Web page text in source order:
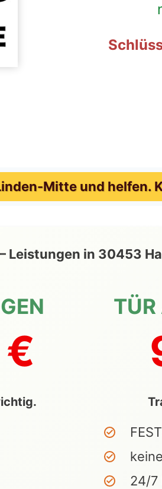
Mitte und helfen.
Leistungen in 30453
TÜR
24/7